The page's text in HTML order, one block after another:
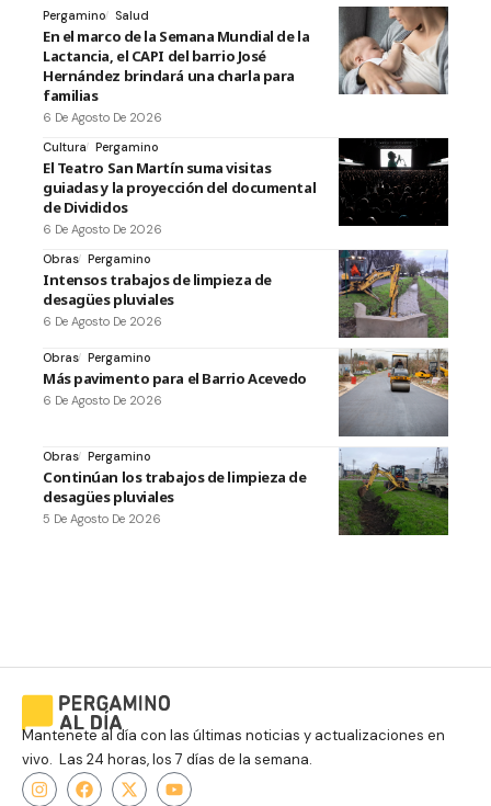
Pergamino Salud
En el marco de la Semana Mundial de la
Lactancia, el CAPI del barrio José
Hernández brindará una charla para
familias
6 De Agosto De 2026
Cultura Pergamino
El Teatro San Martín suma visitas
guiadas y la proyección del documental
de Divididos
6 De Agosto De 2026
Obras Pergamino
Intensos trabajos de limpieza de
desagües pluviales
6 De Agosto De 2026
Obras Pergamino
Más pavimento para el Barrio Acevedo
6 De Agosto De 2026
Obras Pergamino
Continúan los trabajos de limpieza de
desagües pluviales
5 De Agosto De 2026
Mantenete al día con las últimas noticias y actualizaciones en
vivo. Las 24 horas, los 7 días de la semana.